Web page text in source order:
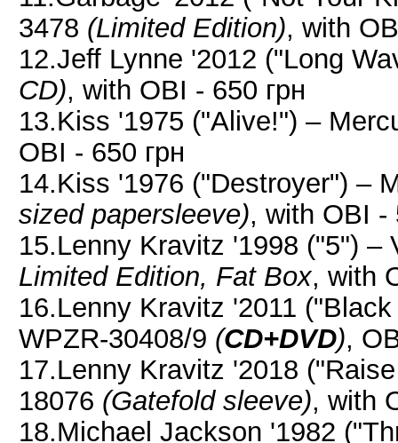
3478 (Limited Edition), with
12.Jeff Lynne '2012 ("Long
CD), with OBI - 650 грн
13.Kiss '1975 ("Alive!") –
OBI - 650 грн
14.Kiss '1976 ("Destroyer") –
sized papersleeve), with OBI -
15.Lenny Kravitz '1998 ("5")
Limited Edition, Fat Box, with
16.Lenny Kravitz '2011
WPZR-30408/9 (CD+DVD),
17.Lenny Kravitz '2018
18076 (Gatefold sleeve), with
18.Michael Jackson '1982